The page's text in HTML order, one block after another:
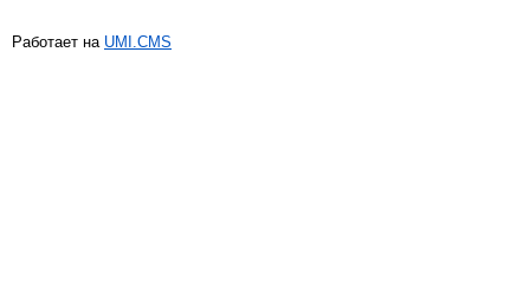
Работает на UMI.CMS